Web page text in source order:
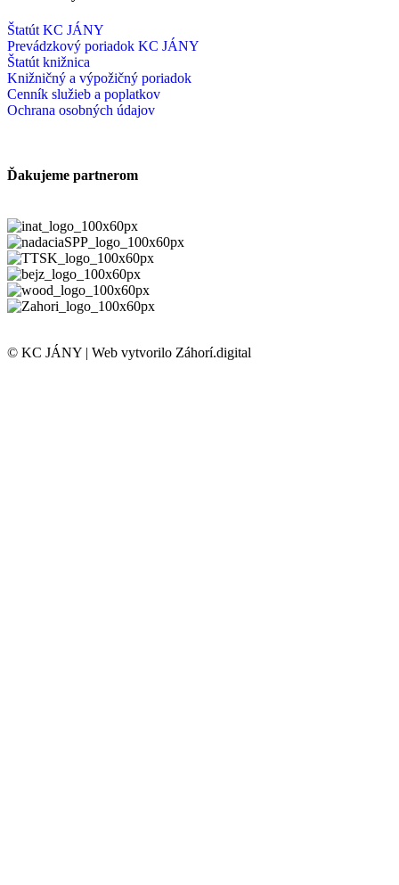
Štatút KC JÁNY
Prevádzkový poriadok KC JÁNY
Štatút knižnica
Knižničný a výpožičný poriadok
Cenník služieb a poplatkov
Ochrana osobných údajov
Ďakujeme partnerom
© KC JÁNY | Web vytvorilo Záhorí.digital